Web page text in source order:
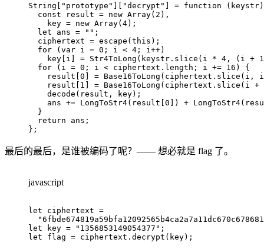
String "prototype" "decrypt" = function ( keystr)
const result = new Array( 2 ) ,
    key
= new Array( 4) ;
let ans = "" ;
  ciphertext
= escape ( this ) ;
for
( var i = 0 ; i < 4 ; i ++)
    key
i = Str4ToLong ( keystr . slice ( i * 4 , ( i + 1
for
( i = 0 ; i < ciphertext . length ; i += 16 )
{
    result
0 = Base16ToLong ( ciphertext . slice ( i ,
    result
1 = Base16ToLong ( ciphertext . slice ( i +
decode ( result , key) ;
    ans
+= LongToStr4( result 0 ) + LongToStr4(
}
return ans ;
} ;
最后的最后，是谁被编码了呢？—— 想必就是 flag 了。
javascript
let ciphertext =
let key = "1356853149054377" ;
let flag = ciphertext . decrypt ( key) ;